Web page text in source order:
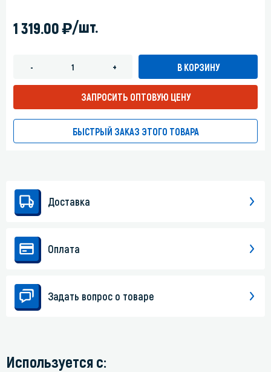
1 319.00)/шт.
- + В КОРЗИНУ
ЗАПРОСИТЬ ОПТОВУЮ ЦЕНУ
БЫСТРЫЙ ЗАКАЗ ЭТОГО ТОВАРА
Доставка
Оплата
Задать вопрос о товаре
Используется с: